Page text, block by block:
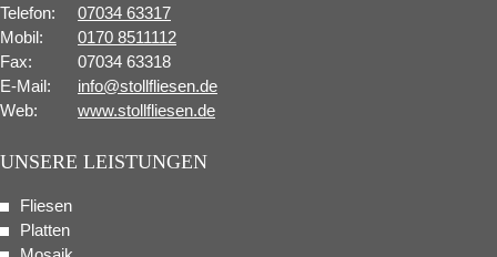
Telefon:
Mobil:
07034 63317
0170 8511112
Fax:
07034 63318
E-Mail:
info@stollfliesen.de
Web:
www.stollfliesen.de
UNSERE LEISTUNGEN
Fliesen
Platten